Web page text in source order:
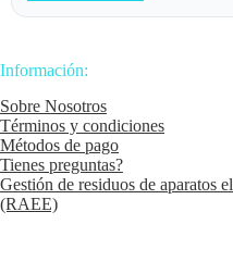
Información:
Sobre Nosotros
Términos y condiciones
Métodos de pago
Tienes preguntas?
Gestión de residuos de aparatos
(RAEE)